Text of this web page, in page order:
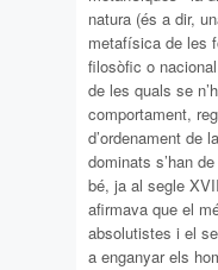
natura (és a dir,
metafísica de les
filosòfic o
de les quals se
comportament,
d’ordenament de
dominats s’han
bé, ja al segle
afirmava que el
absolutistes i el
a enganyar els